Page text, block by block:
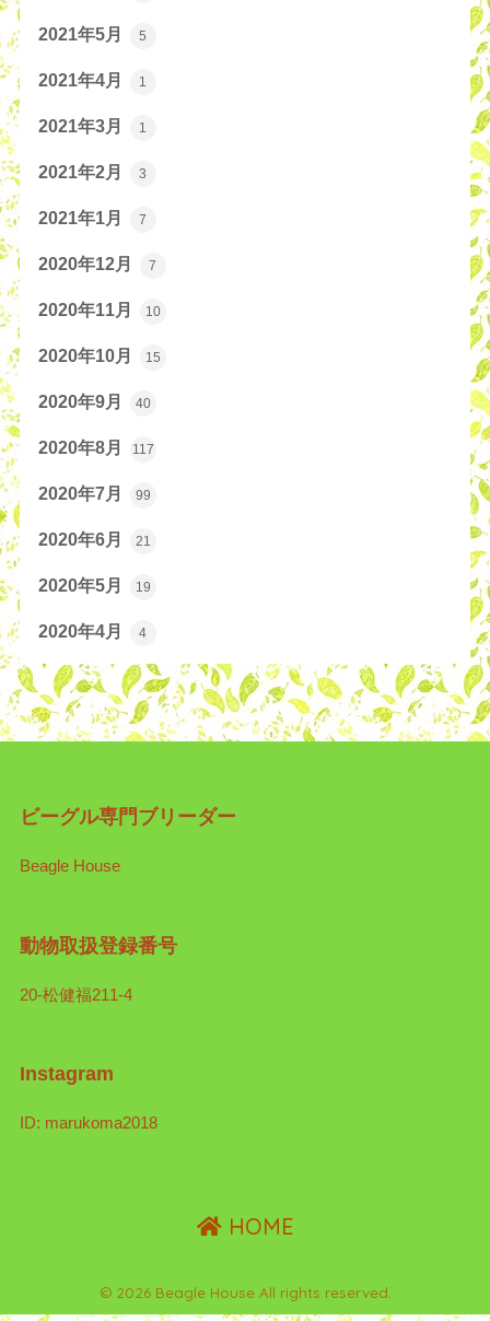
2021年5月 5
2021年4月 1
2021年3月 1
2021年2月 3
2021年1月 7
2020年12月 7
2020年11月 10
2020年10月 15
2020年9月 40
2020年8月 117
2020年7月 99
2020年6月 21
2020年5月 19
2020年4月 4
ビーグル専門ブリーダー
Beagle House
動物取扱登録番号
20-松健福211-4
Instagram
ID: marukoma2018
HOME
© 2026 Beagle House All rights reserved.